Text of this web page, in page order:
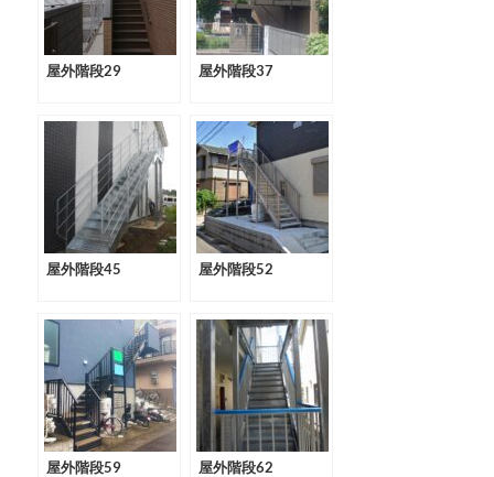
屋外階段29 屋外階段37
屋外階段45 屋外階段52
屋外階段59 屋外階段62